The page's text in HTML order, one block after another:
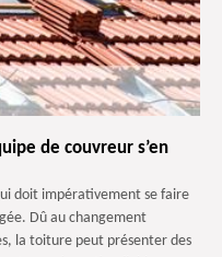
de couvreur s’en
doit impérativement se faire
Dû au changement
la toiture peut présenter des